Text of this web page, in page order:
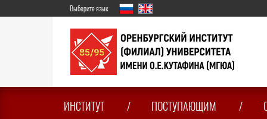
к
Выберите язык
ИНСТИТУТ ПОСТУПАЮЩИМ